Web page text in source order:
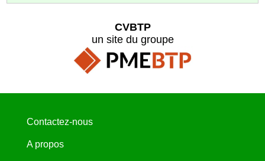
CVBTP
un site du groupe
Contactez-nous
A propos